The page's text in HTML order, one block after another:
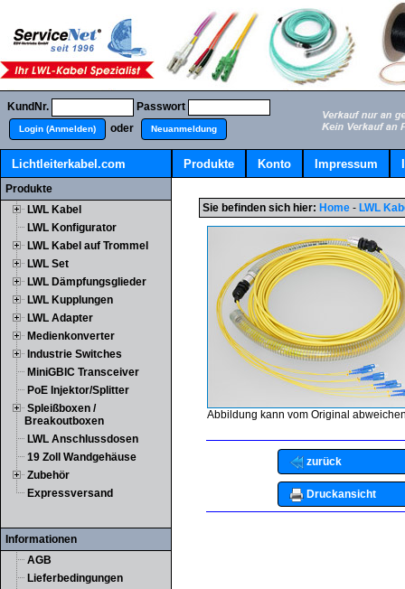
KundNr. Passwort
Login (Anmelden) oder Neuanmeldung
Lichtleiterkabel.com Produkte Konto Impressum
Produkte
LWL Kabel
LWL Konfigurator
LWL Kabel auf Trommel
LWL Set
LWL Dämpfungsglieder
LWL Kupplungen
LWL Adapter
Medienkonverter
Industrie Switches
MiniGBIC Transceiver
PoE Injektor/Splitter
Spleißboxen /
Breakoutboxen
LWL Anschlussdosen
19 Zoll Wandgehäuse
Zubehör
Expressversand
Informationen
AGB
Lieferbedingungen
Sie befinden sich hier: Home - LWL
Abbildung kann vom Original
zurück
Druckansicht